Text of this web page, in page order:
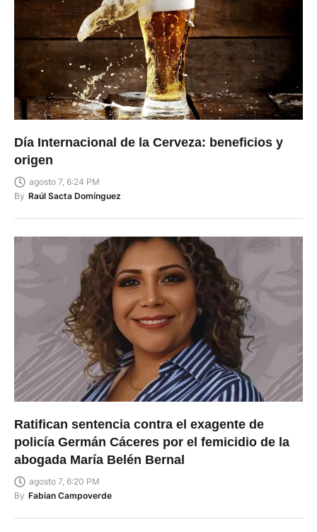
Día Internacional de la Cerveza: beneficios y
origen
agosto 7, 6:24 PM
Ratifican sentencia contra el exagente de
policía Germán Cáceres por el femicidio de la
abogada María Belén Bernal
agosto 7, 6:20 PM